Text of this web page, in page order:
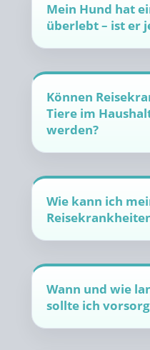
Mein Hund hat
überlebt – ist er
Können
Tiere im
werden?
Wie kann ich
Wann und wie
sollte ich